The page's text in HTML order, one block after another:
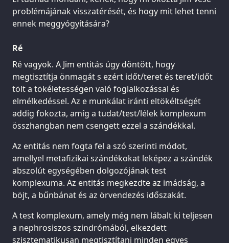
problémájának visszatérését, és hogy mit lehet tenni
ennek meggyógyítására?
Ré
Ré vagyok. A Jim entitás úgy döntött, hogy
megtisztítja önmagát s ezért időt/teret és teret/időt
tölt a tökéletességen való foglalkozással és
elmélkedéssel. Az e munkálat iránti eltökéltségét
addig fokozta, amíg a tudat/test/lélek komplexum
összhangban nem csengett ezzel a szándékkal.
Az entitás nem fogta fel a szó szerinti módot,
amellyel metafizikai szándékokat leképez a szándék
abszolút egységében dolgozójának test
komplexuma. Az entitás megkezdte az imádság, a
böjt, a bűnbánat és az örvendezés időszakát.
A test komplexum, amely még nem lábalt ki teljesen
a nephrosiszos szindrómából, elkezdett
szisztematikusan megtisztítani minden egyes